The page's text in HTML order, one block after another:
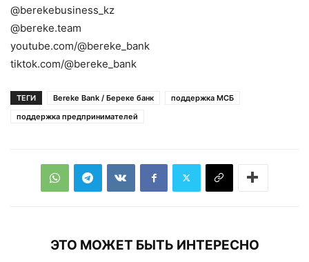
@berekebusiness_kz
@bereke.team
youtube.com/@bereke_bank
tiktok.com/@bereke_bank
ТЕГИ Bereke Bank / Береке банк
поддержка МСБ
поддержка предпринимателей
ЭТО МОЖЕТ БЫТЬ ИНТЕРЕСНО